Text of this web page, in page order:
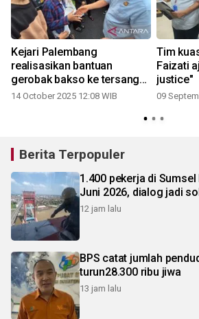
Kejari Palembang
realisasikan bantuan
gerobak bakso ke tersangka
penyelesaian perkara
14 October 2025 12:08 WIB
Tim
Faizati
justice"
09
Berita Terpopuler
1.400 pekerja di
Juni 2026, dialog jadi
12 jam lalu
BPS catat jumlah
turun28.300 ribu jiwa
13 jam lalu